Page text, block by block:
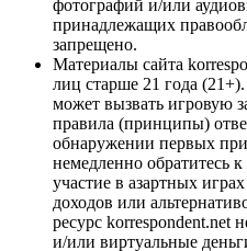
фотографий и/или
принадлежащих
запрещено.
Материалы сайта
лиц старше 21 года
может вызвать игровую
правила (принципы)
обнаружении первых
немедленно обратитесь
участие в азартных
доходов или
ресурс korrespondent.net
и/или виртуальные